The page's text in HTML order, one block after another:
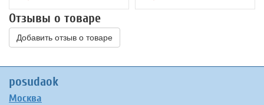
Отзывы о товаре
Добавить отзыв о товаре
posudaok
Москва